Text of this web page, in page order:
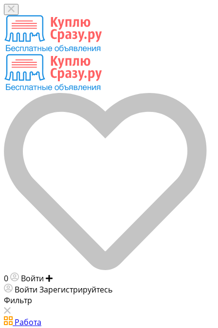
0 Войти
Войти Зарегистрируйтесь
Фильтр
Работа